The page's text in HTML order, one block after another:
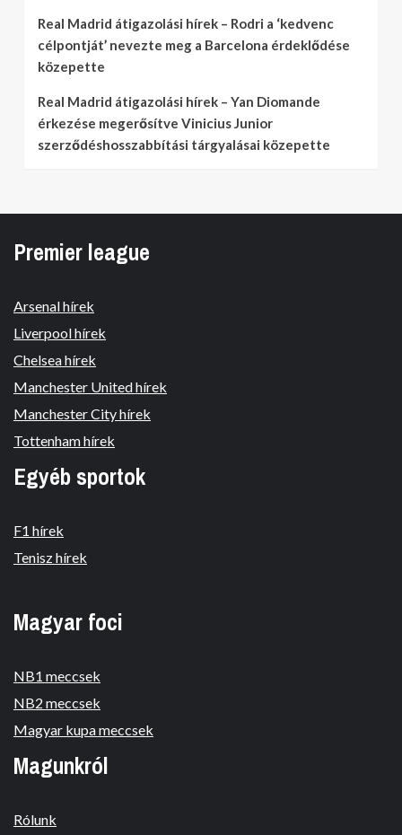
Real Madrid átigazolási hírek – Rodri a ‘kedvenc
célpontját’ nevezte meg a Barcelona érdeklődése
közepette
Real Madrid átigazolási hírek – Yan Diomande
érkezése megerősítve Vinicius Junior
szerződéshosszabbítási tárgyalásai közepette
Premier league
Arsenal hírek
Liverpool hírek
Chelsea hírek
Manchester United hírek
Manchester City hírek
Tottenham hírek
Egyéb sportok
F1 hírek
Tenisz hírek
Magyar foci
NB1 meccsek
NB2 meccsek
Magyar kupa meccsek
Magunkról
Rólunk